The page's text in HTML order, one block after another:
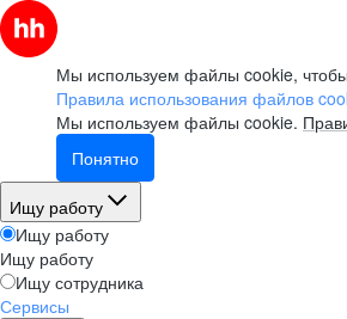
Мы используем файлы cookie, чтобы
Правила использования файлов
Мы используем файлы cookie.
Понятно
Ищу работу
Ищу работу
Ищу работу
Ищу сотрудника
Сервисы